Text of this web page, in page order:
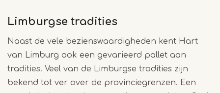
Limburgse tradities
Naast de vele bezienswaardigheden kent Hart
van Limburg ook een gevarieerd pallet aan
tradities. Veel van de Limburgse tradities zijn
bekend tot ver over de provinciegrenzen. Een